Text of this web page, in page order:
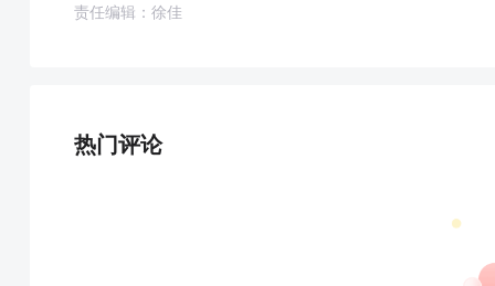
责任编辑：徐佳
热门评论